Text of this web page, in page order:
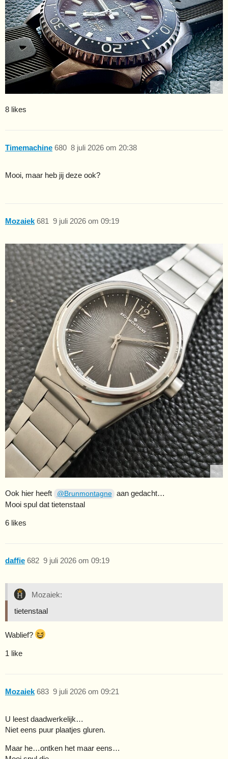
8 likes
Timemachine 8 juli 2026 om 20:38
680
Mooi, maar heb jij deze ook?
Mozaiek 9 juli 2026 om 09:19
681
Ook hier heeft @Brunmontagne aan gedacht…
Mooi spul dat tietenstaal
6 likes
daffie 9 juli 2026 om 09:19
682
Mozaiek:
tietenstaal
Wablief?
1 like
Mozaiek 9 juli 2026 om 09:21
683
U leest daadwerkelijk…
Niet eens puur plaatjes gluren.
Maar he…ontken het maar eens…